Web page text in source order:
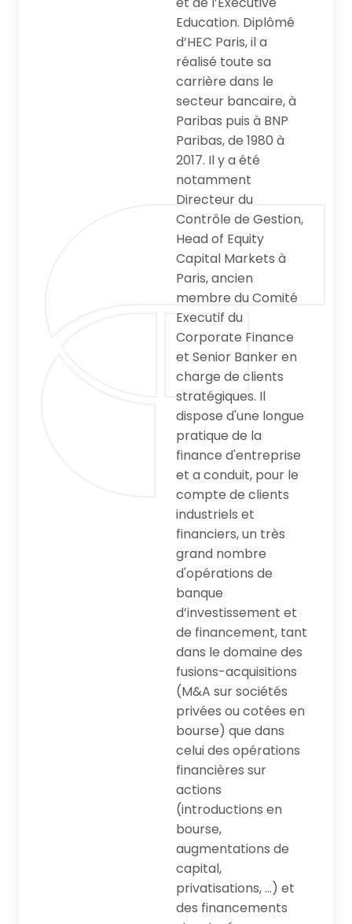
Education. Diplômé
d’HEC Paris, il a
réalisé toute sa
carrière dans le
secteur bancaire, à
Paribas puis à BNP
Paribas, de 1980 à
2017. Il y a été
notamment
Directeur du
Contrôle de Gestion,
Head of Equity
Capital Markets à
Paris, ancien
membre du Comité
Executif du
Corporate Finance
et Senior Banker en
charge de clients
stratégiques. Il
dispose d'une longue
pratique de la
finance d'entreprise
et a conduit, pour le
compte de clients
industriels et
financiers, un très
grand nombre
d'opérations de
banque
d’investissement et
de financement, tant
dans le domaine des
fusions-acquisitions
(M&A sur sociétés
privées ou cotées en
bourse) que dans
celui des opérations
financières sur
actions
(introductions en
bourse,
augmentations de
capital,
privatisations, ...) et
des financements